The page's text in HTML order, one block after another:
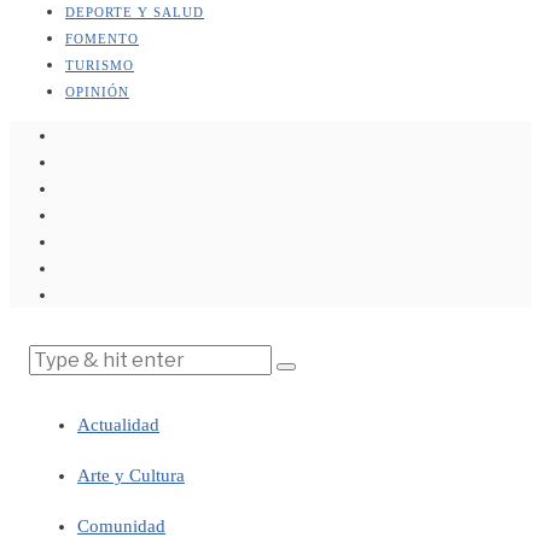
DEPORTE Y SALUD
FOMENTO
TURISMO
OPINIÓN
Actualidad
Arte y Cultura
Comunidad